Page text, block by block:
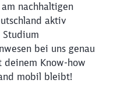
nachhaltigen
aktiv
bei uns genau
Know-how
mobil bleibt!